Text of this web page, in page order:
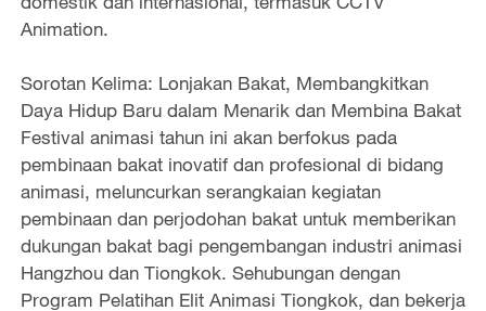
Animation.
Sorotan Kelima: Lonjakan Bakat, Membangkitkan
Daya Hidup Baru dalam Menarik dan Membina Bakat
Festival animasi tahun ini akan berfokus pada
pembinaan bakat inovatif dan profesional di bidang
animasi, meluncurkan serangkaian kegiatan
pembinaan dan perjodohan bakat untuk memberikan
dukungan bakat bagi pengembangan industri animasi
Hangzhou dan Tiongkok. Sehubungan dengan
Program Pelatihan Elit Animasi Tiongkok, dan bekerja